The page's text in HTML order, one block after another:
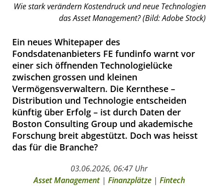
Wie stark verändern Kostendruck und neue Technologien
das Asset Management? (Bild: Adobe Stock)
Ein neues Whitepaper des
Fondsdatenanbieters FE fundinfo warnt vor
einer sich öffnenden Technologielücke
zwischen grossen und kleinen
Vermögensverwaltern. Die Kernthese –
Distribution und Technologie entscheiden
künftig über Erfolg – ist durch Daten der
Boston Consulting Group und akademische
Forschung breit abgestützt. Doch was heisst
das für die Branche?
03.06.2026, 06:47 Uhr
Asset Management| Finanzplätze| Fintech